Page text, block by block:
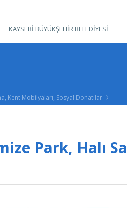
KAYSERİ BÜYÜKŞEHİR BELEDİYESİ
Kent Mobilyaları, Sosyal Donatılar
Park, Halı